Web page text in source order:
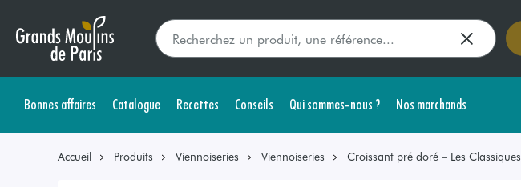
Bonnes affaires Catalogue Recettes Conseils Qui sommes-nous ? Nos marchands
Accueil Produits Viennoiseries Viennoiseries Croissant pré doré – Les Classiques